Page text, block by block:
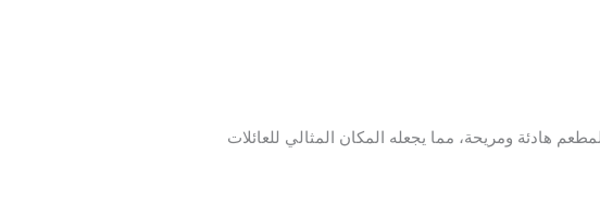
هادئة ومريحة، مما يجعله المكان المثالي للعائلات